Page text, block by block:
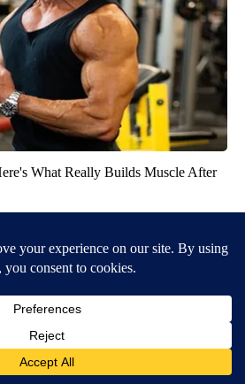
What Really Builds Muscle After
CONVERSATION
providing a forum for civil and
respectful and relevant. You
Guidelines byclicking here